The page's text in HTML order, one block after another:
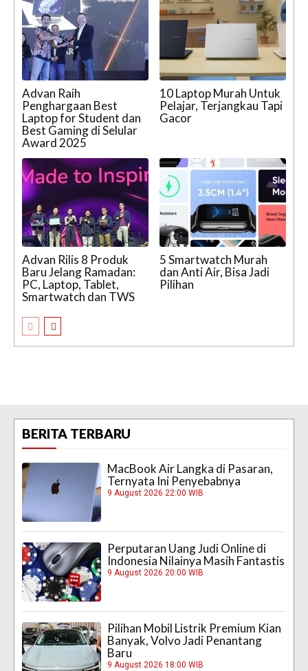
Advan Raih
Penghargaan Best
Laptop for Student dan
Best Gaming di Selular
Award 2025
10 Laptop Murah Untuk
Pelajar, Terjangkau Tapi
Gacor
Advan Rilis 8 Produk
Baru Jelang Ramadan:
PC, Laptop, Tablet,
Smartwatch dan TWS
5 Smartwatch Murah
dan Anti Air, Bisa Jadi
Pilihan
BERITA TERBARU
MacBook Air Langka di Pasaran,
Ternyata Ini Penyebabnya
9 August 2026 22:00 WIB
Perputaran Uang Judi Online di
Indonesia Nilainya Masih Fantastis
9 August 2026 20:00 WIB
Pilihan Mobil Listrik Premium Kian
Banyak, Volvo Jadi Penantang
Baru
9 August 2026 18:00 WIB